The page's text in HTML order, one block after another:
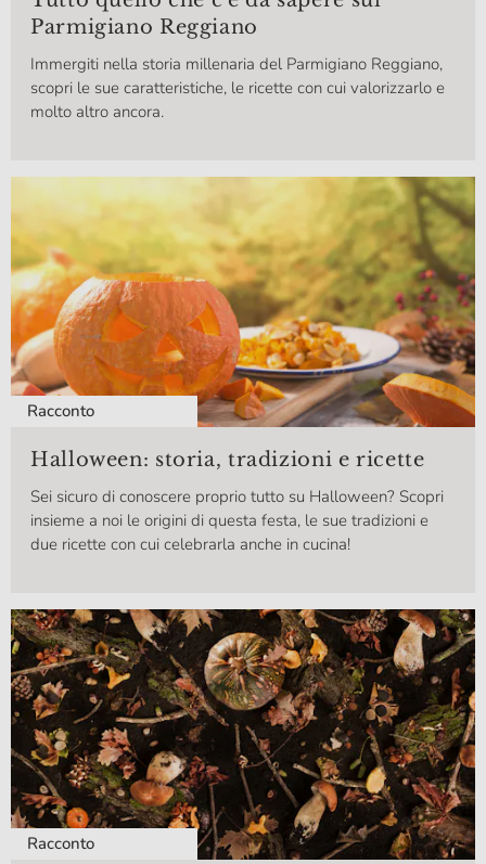
Parmigiano Reggiano
Immergiti nella storia millenaria del Parmigiano Reggiano,
scopri le sue caratteristiche, le ricette con cui valorizzarlo e
molto altro ancora.
Racconto
Halloween: storia, tradizioni e ricette
Sei sicuro di conoscere proprio tutto su Halloween? Scopri
insieme a noi le origini di questa festa, le sue tradizioni e
due ricette con cui celebrarla anche in cucina!
Racconto